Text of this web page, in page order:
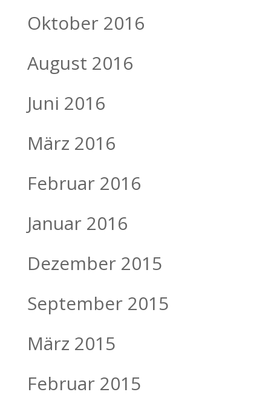
Oktober 2016
August 2016
Juni 2016
März 2016
Februar 2016
Januar 2016
Dezember 2015
September 2015
März 2015
Februar 2015